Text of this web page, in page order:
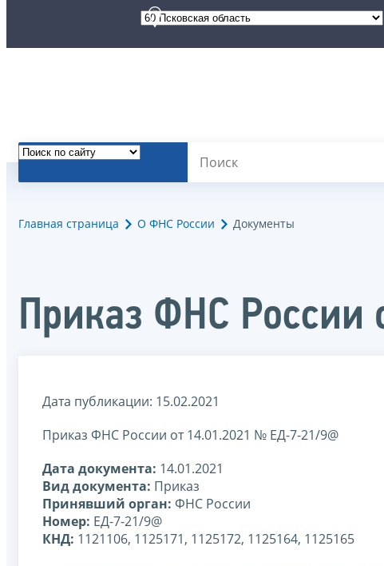
Главная страница О ФНС России Документы
Приказ ФНС
Дата публикации: 15.02.2021
Приказ ФНС России от 14.01.2021 № ЕД-7-21/9@
Дата документа: 14.01.2021
Вид документа: Приказ
Принявший орган: ФНС России
Номер: ЕД-7-21/9@
КНД: 1121106, 1125171, 1125172, 1125164, 1125165